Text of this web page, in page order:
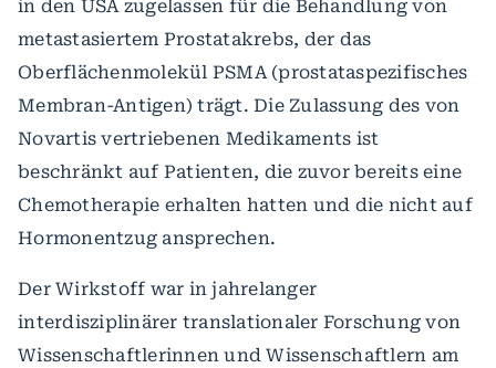
in den USA zugelassen für die Behandlung von
metastasiertem Prostatakrebs, der das
Oberflächenmolekül PSMA (prostataspezifisches
Membran-Antigen) trägt. Die Zulassung des von
Novartis vertriebenen Medikaments ist
beschränkt auf Patienten, die zuvor bereits eine
Chemotherapie erhalten hatten und die nicht auf
Hormonentzug ansprechen.
Der Wirkstoff war in jahrelanger
interdisziplinärer translationaler Forschung von
Wissenschaftlerinnen und Wissenschaftlern am